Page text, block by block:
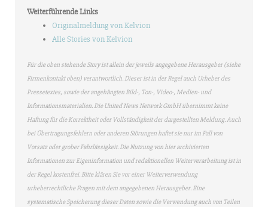
Weiterführende Links
Originalmeldung von Kelvion
Alle Stories von Kelvion
Für die oben stehende Story ist allein der jeweils angegebene Herausgeber (siehe
Firmenkontakt oben) verantwortlich. Dieser ist in der Regel auch Urheber des
Pressetextes, sowie der angehängten Bild-, Ton-, Video-, Medien- und
Informationsmaterialien. Die United News Network GmbH übernimmt keine
Haftung für die Korrektheit oder Vollständigkeit der dargestellten Meldung. Auch
bei Übertragungsfehlern oder anderen Störungen haftet sie nur im Fall von
Vorsatz oder grober Fahrlässigkeit. Die Nutzung von hier archivierten
Informationen zur Eigeninformation und redaktionellen Weiterverarbeitung ist in
der Regel kostenfrei. Bitte klären Sie vor einer Weiterverwendung
urheberrechtliche Fragen mit dem angegebenen Herausgeber. Eine
systematische Speicherung dieser Daten sowie die Verwendung auch von Teilen